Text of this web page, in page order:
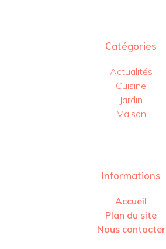
Catégories
Actualités
Cuisine
Jardin
Maison
Informations
Accueil
Plan du site
Nous contacter